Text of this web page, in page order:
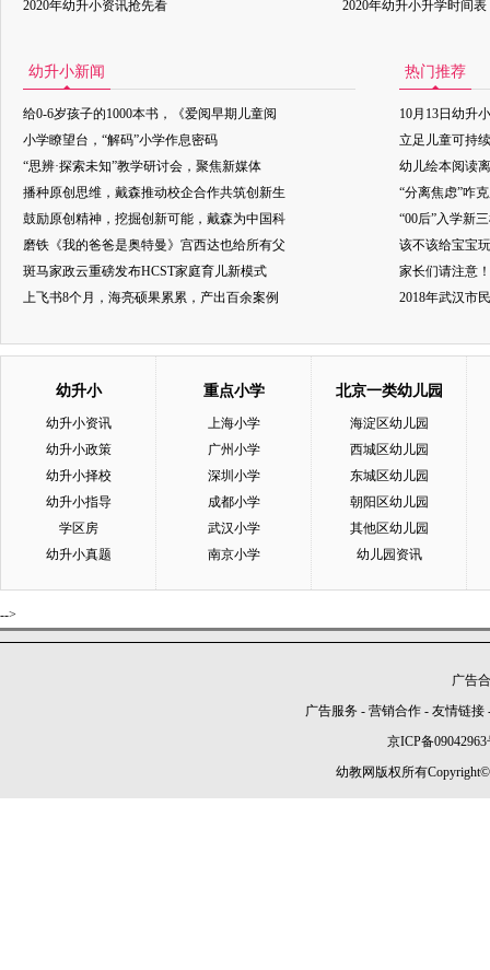
2020年幼升小资讯抢先看 2020年幼升小升学时间表
幼升小新闻
给0-6岁孩子的1000本书，《爱阅早期儿童阅
小学瞭望台，“解码”小学作息密码
“思辨·探索未知”教学研讨会，聚焦新媒体
播种原创思维，戴森推动校企合作共筑创新生
鼓励原创精神，挖掘创新可能，戴森为中国科
磨铁《我的爸爸是奥特曼》宫西达也给所有父
斑马家政云重磅发布HCST家庭育儿新模式
上飞书8个月，海亮硕果累累，产出百余案例
热门推荐
10月13日幼升
立足儿童可持
幼儿绘本阅读
“分离焦虑”咋
“00后”入学新
该不该给宝宝
家长们请注意
2018年武汉市
幼升小
幼升小资讯
幼升小政策
幼升小择校
幼升小指导
学区房
幼升小真题
重点小学
上海小学
广州小学
深圳小学
成都小学
武汉小学
南京小学
北京一类幼儿园
海淀区幼儿园
西城区幼儿园
东城区幼儿园
朝阳区幼儿园
其他区幼儿园
幼儿园资讯
-->
广告
广告服务 - 营销合作 - 友情链接
京ICP备09042963
幼教网版权所有